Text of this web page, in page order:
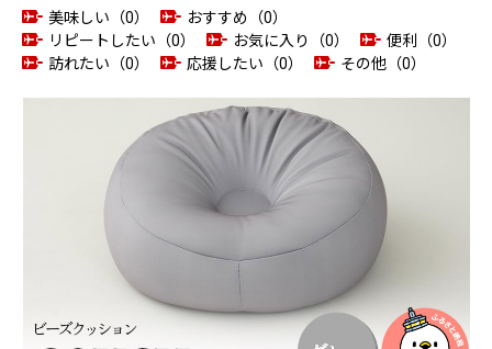
美味しい（0）
おすすめ（0）
リピートしたい（0）
お気に入り（0）
便利（0）
訪れたい（0）
応援したい（0） その他（0）